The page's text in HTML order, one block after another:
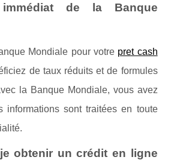
de la Banque
Mondiale pour votre pret cash
de taux réduits et de formules
la Banque Mondiale, vous avez
informations sont traitées en toute
obtenir un crédit en ligne